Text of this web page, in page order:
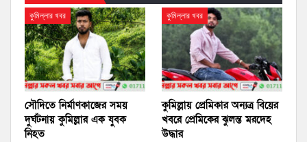
কুমিল্লার খবর
সৌদিতে নির্মাণকাজের সময়
দুর্ঘটনায় কুমিল্লার এক যুবক
নিহত
কুমিল্লার খবর
কুমিল্লায় প্রেমিকার অন্যত্র বিয়ের
খবরে প্রেমিকের ঝুলন্ত মরদেহ
উদ্ধার